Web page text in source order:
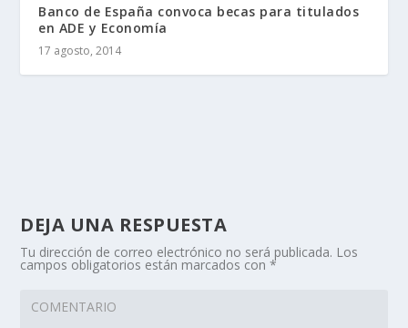
Banco de España convoca becas para titulados
en ADE y Economía
17 agosto, 2014
DEJA UNA RESPUESTA
Tu dirección de correo electrónico no será publicada. Los
campos obligatorios están marcados con*